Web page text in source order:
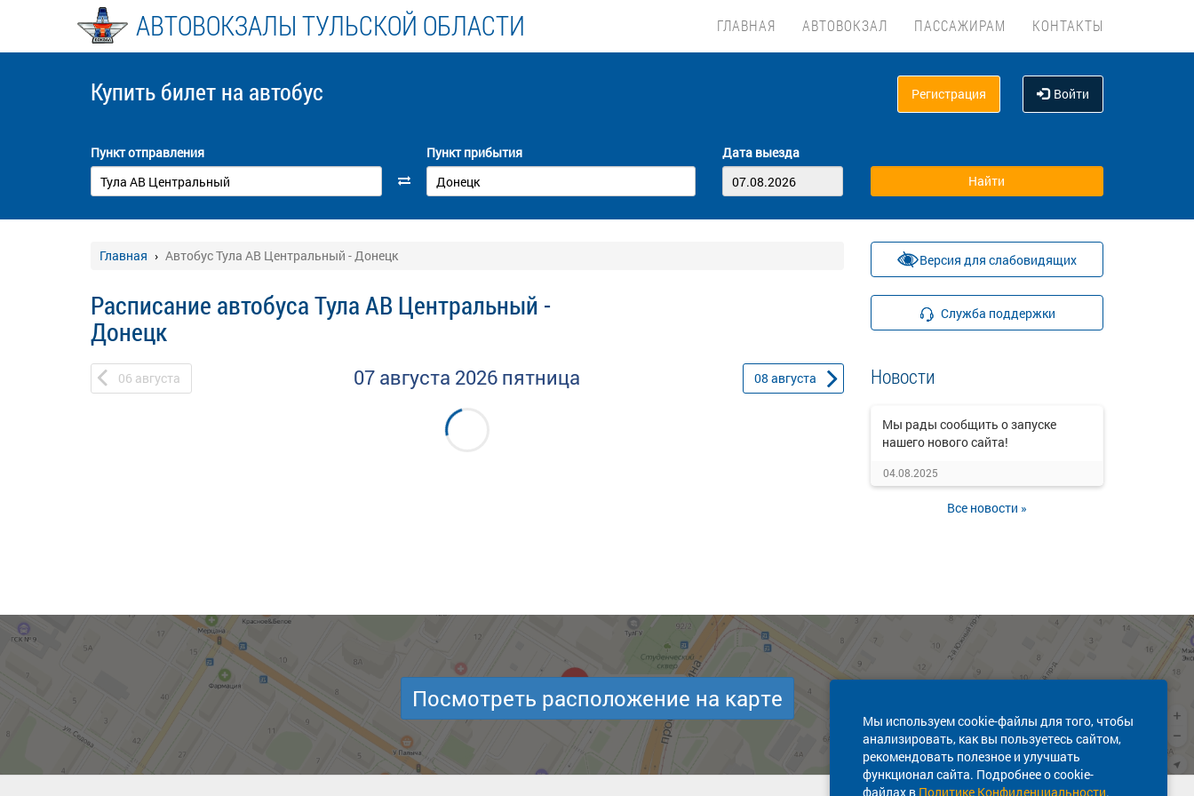
АВТОВОКЗАЛЫ ТУЛЬСКОЙ ОБЛАСТИ ГЛАВНАЯ АВТОВОКЗАЛ ПАССАЖИРАМ КОНТАКТЫ
Купить билет на автобус Регистрация Войти
Пункт отправления Пункт прибытия Дата выезда
Главная Автобус Тула АВ Центральный - Донецк
Расписание автобуса Тула АВ Центральный -
Донецк
06 августа 07 августа 2026 пятница 08 августа
Версия для слабовидящих
Служба поддержки
Новости
Мы рады сообщить о запуске
нашего нового сайта!
04.08.2025
Все новости »
Мы используем cookie-файлы для того, чтобы
анализировать, как вы пользуетесь сайтом,
рекомендовать полезное и улучшать
функционал сайта. Подробнее о cookie-
файлах в Политике Конфиденциальности.
Посмотреть расположение на карте